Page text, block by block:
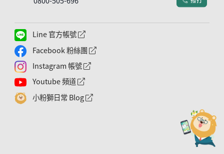
Line 官方帳號 外網連結符號
Facebook 粉絲團 外網連結符號
Instagram 帳號 外網連結符號
Youtube 頻道 外網連結符號
小粉獅日常 Blog 外網連結符號